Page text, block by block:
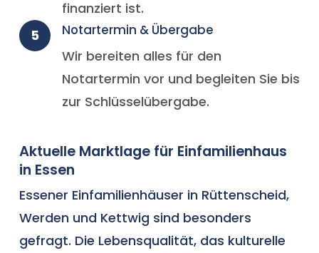
finanziert ist.
5
Notartermin & Übergabe
Wir bereiten alles für den
Notartermin vor und begleiten Sie bis
zur Schlüsselübergabe.
Aktuelle Marktlage für Einfamilienhaus
in Essen
Essener Einfamilienhäuser in Rüttenscheid,
Werden und Kettwig sind besonders
gefragt. Die Lebensqualität, das kulturelle